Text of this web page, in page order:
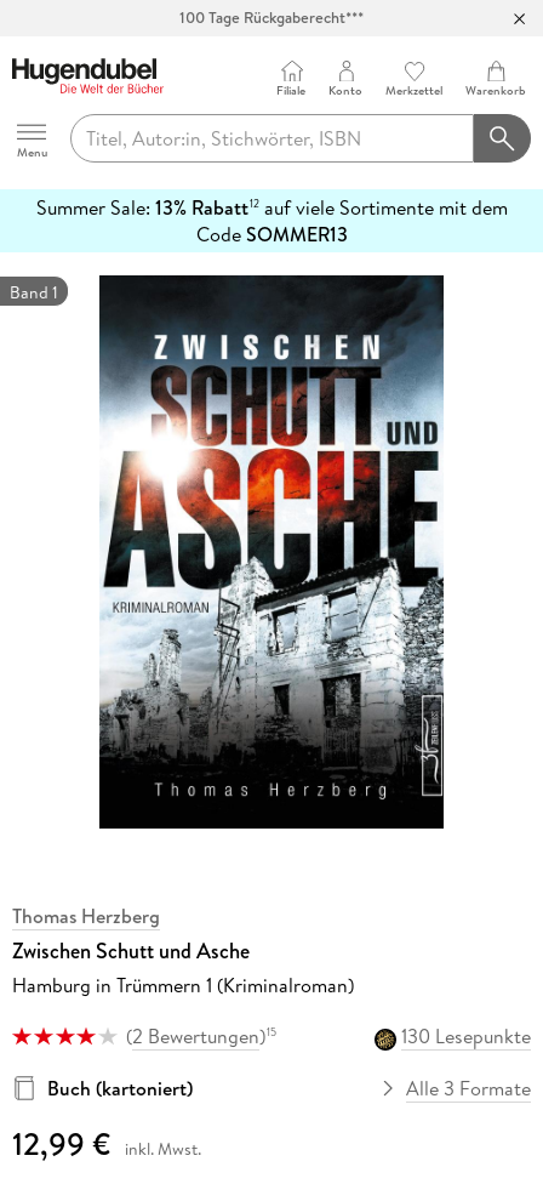
100 Tage Rückgaberecht***
Hugendubel
Menu
Filiale Konto Merkzettel Warenkorb
Summer Sale: 13% Rabatt12auf viele Sortimente mit dem
CodeSOMMER13
erfahren
Band 1
Thomas Herzberg
Zwischen Schutt und Asche
Hamburg in Trümmern 1 (Kriminalroman)
(2 Bewertungen)15
130 Lesepunkte
Buch (kartoniert)
Alle 3 Formate
12,99 € inkl. Mwst.